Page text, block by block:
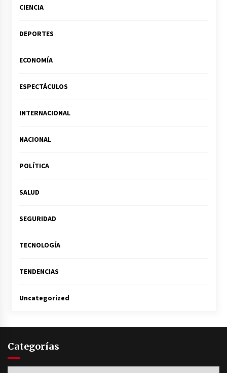
CIENCIA
DEPORTES
ECONOMÍA
ESPECTÁCULOS
INTERNACIONAL
NACIONAL
POLÍTICA
SALUD
SEGURIDAD
TECNOLOGÍA
TENDENCIAS
Uncategorized
Categorías